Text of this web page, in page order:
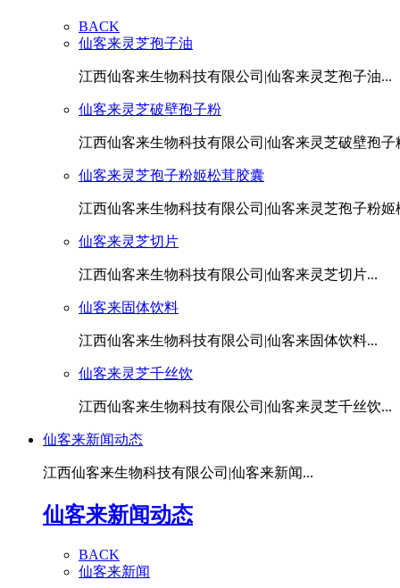
BACK
仙客来灵芝孢子油
江西仙客来生物科技有限公司|仙客来灵芝孢子油...
仙客来灵芝破壁孢子粉
江西仙客来生物科技有限公司|仙客来灵芝破壁孢子
仙客来灵芝孢子粉姬松茸胶囊
江西仙客来生物科技有限公司|仙客来灵芝孢子粉姬
仙客来灵芝切片
江西仙客来生物科技有限公司|仙客来灵芝切片...
仙客来固体饮料
江西仙客来生物科技有限公司|仙客来固体饮料...
仙客来灵芝千丝饮
江西仙客来生物科技有限公司|仙客来灵芝千丝饮...
仙客来新闻动态
江西仙客来生物科技有限公司|仙客来新闻...
仙客来新闻动态
BACK
仙客来新闻